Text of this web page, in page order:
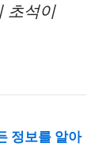
초석이
정보를 알아